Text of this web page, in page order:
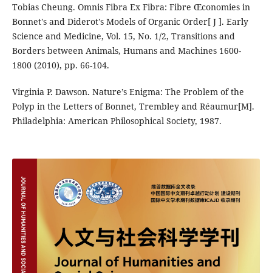
Tobias Cheung. Omnis Fibra Ex Fibra: Fibre Œconomies in
Bonnet's and Diderot's Models of Organic Order[ J ]. Early
Science and Medicine, Vol. 15, No. 1/2, Transitions and
Borders between Animals, Humans and Machines 1600-
1800 (2010), pp. 66-104.
Virginia P. Dawson. Nature’s Enigma: The Problem of the
Polyp in the Letters of Bonnet, Trembley and Réaumur[M].
Philadelphia: American Philosophical Society, 1987.